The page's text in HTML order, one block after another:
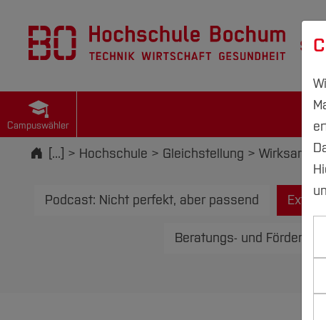
Campuswähler
Startseite
[...] Hochschule Gleichstellung Wirksame
Podcast: Nicht perfekt, aber passend
Beratungs- und